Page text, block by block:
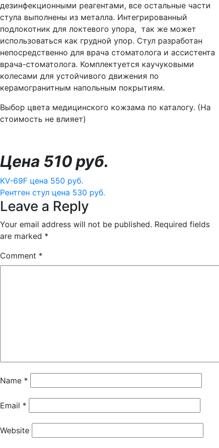
дезинфекционными реагентами, все остальные части
стула выполнены из металла. Интегрированный
подлокотник для локтевого упора, так же может
использоваться как грудной упор. Стул разработан
непосредственно для врача стоматолога и ассистента
врача-стоматолога. Комплектуется каучуковыми
колесами для устойчивого движения по
керамогранитным напольным покрытиям.
Выбор цвета медицинского кожзама по каталогу. (На
стоимость не влияет)
Цена 510 руб.
Post
navigation
KV-69F цена 550 руб.
Рентген стул цена 530 руб.
Leave a Reply
Your email address will not be published. Required fields
are marked *
Comment *
Name *
Email *
Website